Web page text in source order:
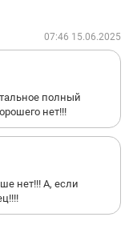
07:46 15.06.2025
полный
нет!!!
нет!!! А, если